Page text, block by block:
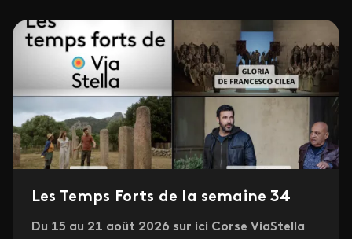
Les Temps Forts de la semaine 34
Du 15 au 21 août 2026 sur ici Corse ViaStella